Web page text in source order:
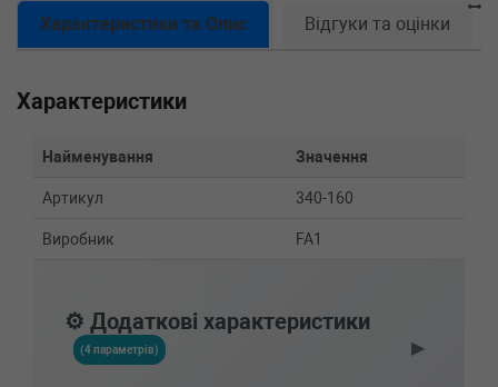
Характеристики та Опис Відгуки та оцінки
Характеристики
Найменування Значення
Артикул 340-160
Виробник FA1
⚙️ Додаткові характеристики
(4 параметрів) ▶